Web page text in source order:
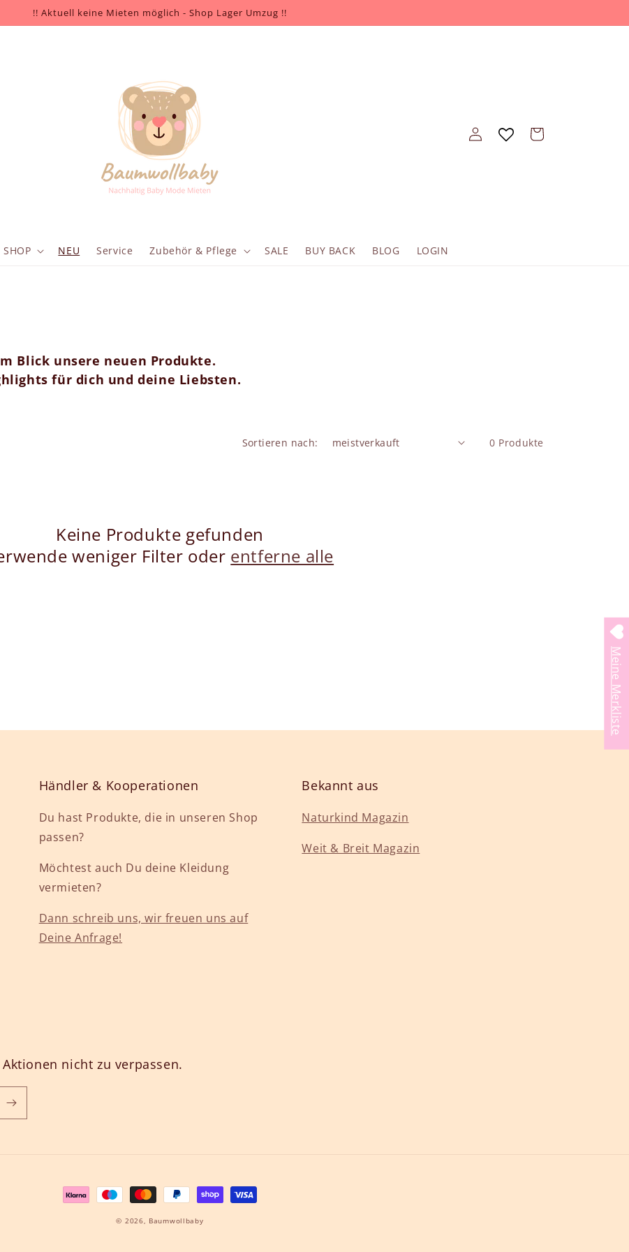
!! Aktuell keine Mieten möglich - Shop Lager Umzug !!
SHOP NEU Service Zubehör & Pflege SALE BUY BACK BLOG LOGIN
Einloggen Warenkorb
Blick unsere neuen Produkte.
für dich und deine Liebsten.
Sortieren nach: 0 Produkte
Keine Produkte gefunden
weniger Filter oder entferne alle
Händler & Kooperationen
Du hast Produkte, die in unseren Shop
passen?
Möchtest auch Du deine Kleidung
vermieten?
Dann schreib uns, wir freuen uns auf
Deine Anfrage!
Bekannt aus
Naturkind Magazin
Weit & Breit Magazin
nicht zu verpassen.
Zahlungsmethoden
© 2026, Baumwollbaby
Meine Merkliste